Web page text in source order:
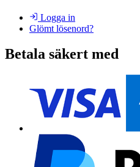
Logga in
Glömt lösenord?
Betala säkert med